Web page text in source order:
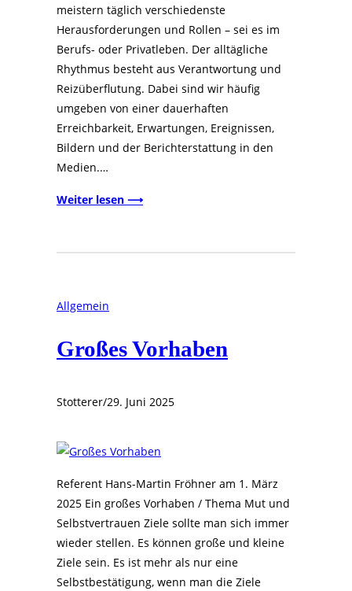
meistern täglich verschiedenste
Herausforderungen und Rollen – sei es im
Berufs- oder Privatleben. Der alltägliche
Rhythmus besteht aus Verantwortung und
Reizüberflutung. Dabei sind wir häufig
umgeben von einer dauerhaften
Erreichbarkeit, Erwartungen, Ereignissen,
Bildern und der Berichterstattung in den
Medien.…
Weiter lesen ⟶
Allgemein
Großes Vorhaben
Stotterer/29. Juni 2025
Referent Hans-Martin Fröhner am 1. März
2025 Ein großes Vorhaben / Thema Mut und
Selbstvertrauen Ziele sollte man sich immer
wieder stellen. Es können große und kleine
Ziele sein. Es ist mehr als nur eine
Selbstbestätigung, wenn man die Ziele